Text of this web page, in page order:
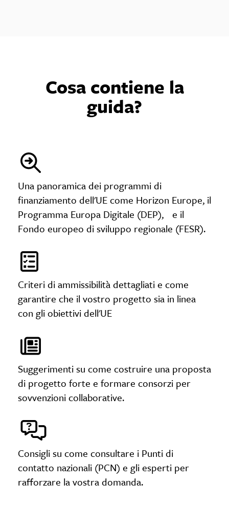
Cosa contiene la
guida?
Una panoramica dei programmi di
finanziamento dell'UE come Horizon Europe, il
Programma Europa Digitale (DEP), e il
Fondo europeo di sviluppo regionale (FESR).
Criteri di ammissibilità dettagliati e come
garantire che il vostro progetto sia in linea
con gli obiettivi dell'UE
Suggerimenti su come costruire una proposta
di progetto forte e formare consorzi per
sovvenzioni collaborative.
Consigli su come consultare i Punti di
contatto nazionali (PCN) e gli esperti per
rafforzare la vostra domanda.